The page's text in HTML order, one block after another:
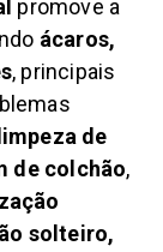
promove a
ácaros,
, principais
de
de colchão,
solteiro,